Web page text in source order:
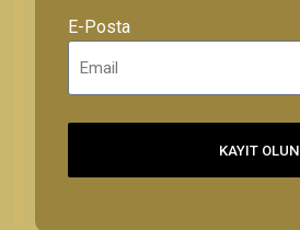
E-Posta
KAYIT OLUN